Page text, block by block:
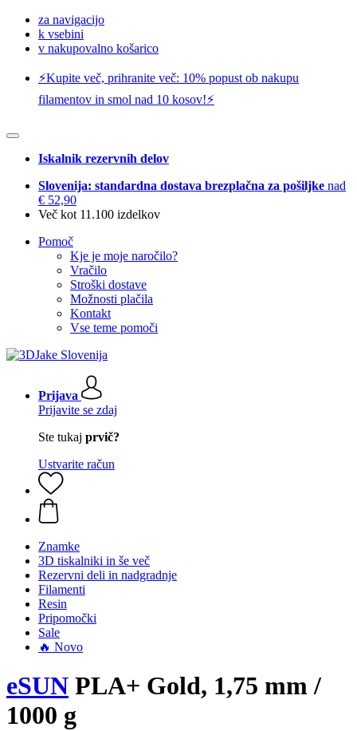
za navigacijo
k vsebini
v nakupovalno košarico
⚡️Kupite več, prihranite več: 10% popust ob nakupu
filamentov in smol nad 10 kosov!⚡️
Iskalnik rezervnih delov
Slovenija: standardna dostava brezplačna za pošiljke nad
€ 52,90
Več kot 11.100 izdelkov
Pomoč
Kje je moje naročilo?
Vračilo
Stroški dostave
Možnosti plačila
Kontakt
Vse teme pomoči
Prijava
Prijavite se zdaj
Ste tukaj prvič?
Ustvarite račun
Znamke
3D tiskalniki in še več
Rezervni deli in nadgradnje
Filamenti
Resin
Pripomočki
Sale
🔥 Novo
eSUN PLA+ Gold, 1,75 mm /
1000 g